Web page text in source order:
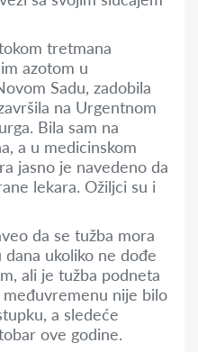
tretmana
azotom u
Sadu, zadobila
na Urgentnom
Bila sam na
a u medicinskom
jasno je navedeno da
lekara. Ožiljci su i
da se tužba mora
ukoliko ne dođe
ali je tužba podneta
nije bilo
a sledeće
ove godine.